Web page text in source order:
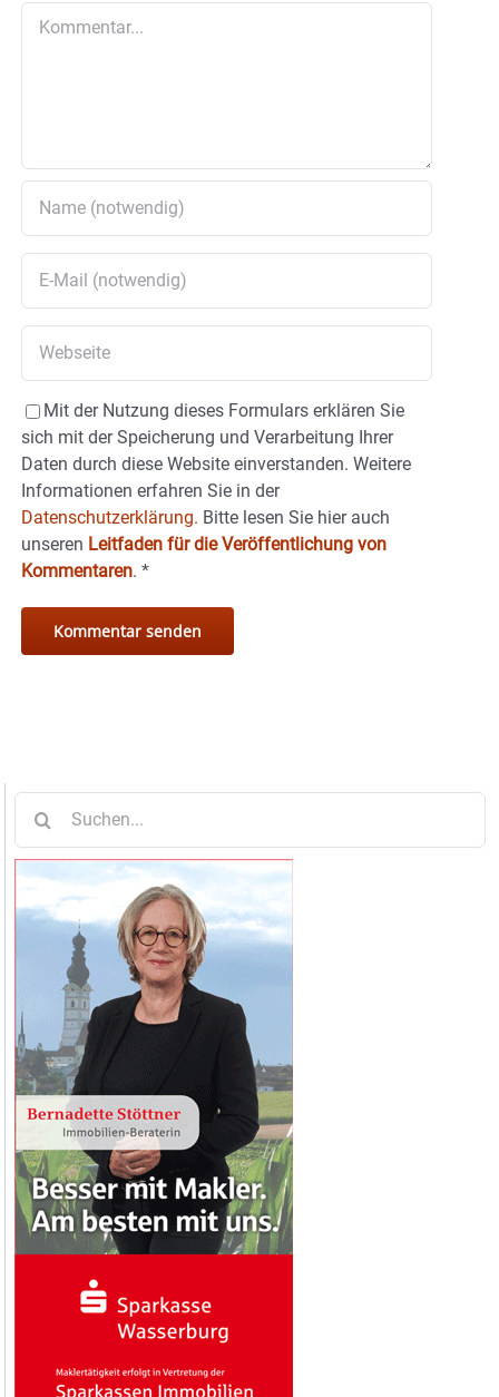
Mit der Nutzung dieses Formulars erklären Sie
sich mit der Speicherung und Verarbeitung Ihrer
Daten durch diese Website einverstanden. Weitere
Informationen erfahren Sie in der
Datenschutzerklärung. Bitte lesen Sie hier auch
unseren Leitfaden für die Veröffentlichung von
Kommentaren. *
nach: